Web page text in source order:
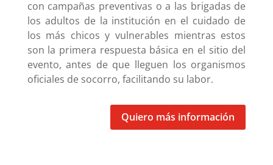
con campañas preventivas o a las brigadas de
los adultos de la institución en el cuidado de
los más chicos y vulnerables mientras estos
son la primera respuesta básica en el sitio del
evento, antes de que lleguen los organismos
oficiales de socorro, facilitando su labor.
Quiero más información